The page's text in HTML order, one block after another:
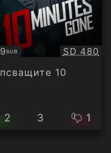
SUB SD 480
10
2 3 1